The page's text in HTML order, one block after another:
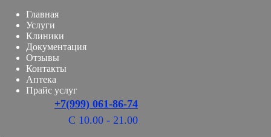
Главная
Услуги
Клиники
Документация
Отзывы
Контакты
Аптека
Прайс услуг
+7(999) 061-86-74
С 10.00 - 21.00